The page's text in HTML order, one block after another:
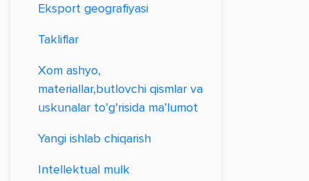
Eksport geografiyasi
Takliflar
Xom ashyo,
materiallar,butlovchi qismlar va
uskunalar to’g’risida ma’lumot
Yangi ishlab chiqarish
Intellektual mulk